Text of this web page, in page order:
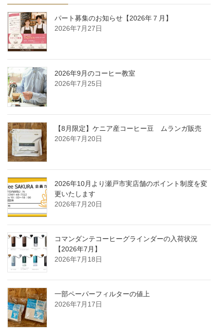
パート募集のお知らせ【2026年７月】
2026年7月27日
2026年9月のコーヒー教室
2026年7月25日
【8月限定】ケニア産コーヒー豆 ムランガ販売
2026年7月20日
2026年10月より瀬戸市実店舗のポイント制度を変
更いたします
2026年7月20日
コマンダンテコーヒーグラインダーの入荷状況
【2026年7月】
2026年7月18日
一部ペーパーフィルターの値上
2026年7月17日